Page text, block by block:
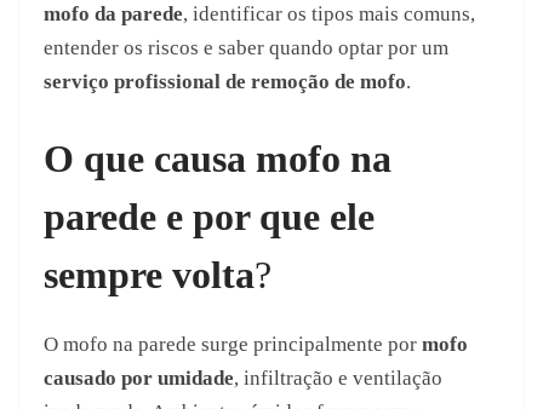
mofo da parede, identificar os tipos mais comuns,
entender os riscos e saber quando optar por um
serviço profissional de remoção de mofo.
O que causa mofo na
parede e por que ele
sempre volta?
O mofo na parede surge principalmente por mofo
causado por umidade, infiltração e ventilação